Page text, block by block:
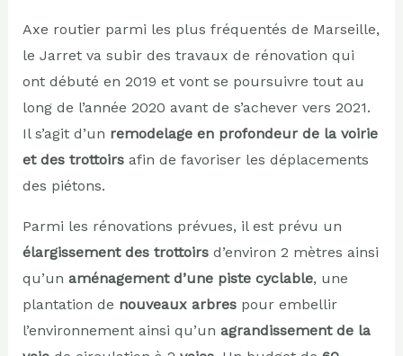
Axe routier parmi les plus fréquentés de Marseille,
le Jarret va subir des travaux de rénovation qui
ont débuté en 2019 et vont se poursuivre tout au
long de l’année 2020 avant de s’achever vers 2021.
Il s’agit d’un remodelage en profondeur de la voirie
et des trottoirsafin de favoriser les déplacements
des piétons.
Parmi les rénovations prévues, il est prévu un
élargissement des trottoirs d’environ 2 mètres ainsi
qu’un aménagement d’une piste cyclable, une
plantation de nouveaux arbres pour embellir
l’environnement ainsi qu’un agrandissement de la